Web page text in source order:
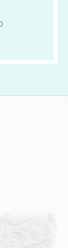
nás značky
Základní